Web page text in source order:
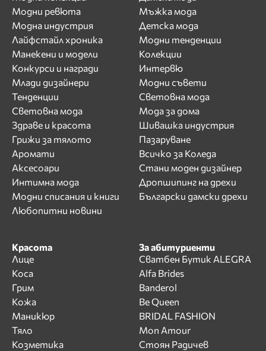
Модни ревюта
Модна индустрия
Лайфстайл хроника
Манекени и модели
Конкурси и награди
Млади дизайнери
Тенденции
Световна мода
Здраве и красота
Грижи за тялото
Аромати
Аксесоари
Интимна мода
Модни списания и книги
Любопитни новини
Мъжка мода
Детска мода
Модни тенденции
Колекции
Интервю
Модни съвети
Световна мода
Мода за дома
Шивашка индустрия
Пазаруване
Всичко за Коледа
Стани моден дизайнер
Дропшипинг на дрехи
Български дамски дрехи
Красота
Лице
Коса
Грим
Кожа
Маникюр
Тяло
Козметика
За абитуриенти
Сватбен Бутик ALEGRA
Alfa Brides
Banderol
Be Queen
BRIDAL FASHION
Mon Amour
Стоян Радичев